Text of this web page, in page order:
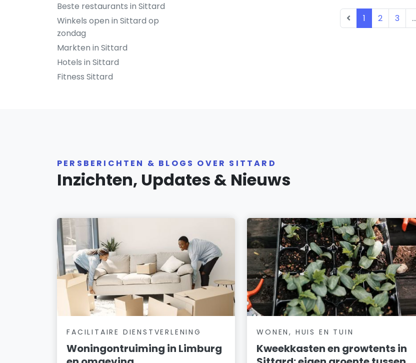
Beste restaurants in Sittard
Winkels open in Sittard op
zondag
Markten in Sittard
Hotels in Sittard
Fitness Sittard
1 2 3 ...
PERSBERICHTEN & BLOGS OVER SITTARD
Inzichten, Updates & Nieuws
FACILITAIRE DIENSTVERLENING
Woningontruiming in Limburg
WONEN, HUIS EN TUIN
Kweekkasten en growtents in